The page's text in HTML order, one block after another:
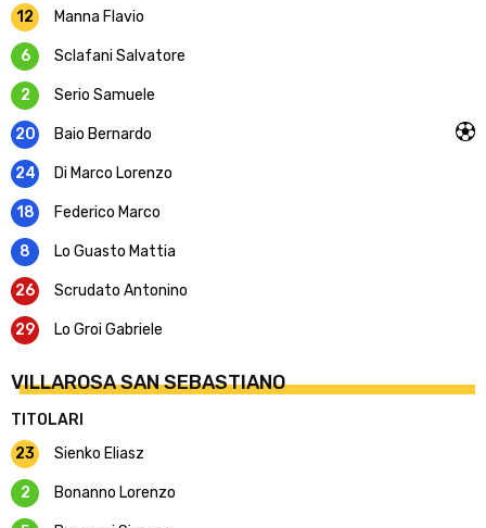
12
Manna Flavio
6 Sclafani Salvatore
2 Serio Samuele
20 Baio Bernardo
24 Di Marco Lorenzo
18 Federico Marco
8 Lo Guasto Mattia
26 Scrudato Antonino
29 Lo Groi Gabriele
VILLAROSA SAN SEBASTIANO
TITOLARI
23
Sienko Eliasz
2 Bonanno Lorenzo